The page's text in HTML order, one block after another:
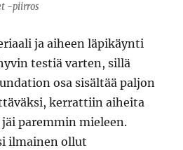
-piirros
ja aiheen läpikäynti
testiä varten, sillä
osa sisältää paljon
kerrattiin aiheita
paremmin mieleen.
ilmainen ollut